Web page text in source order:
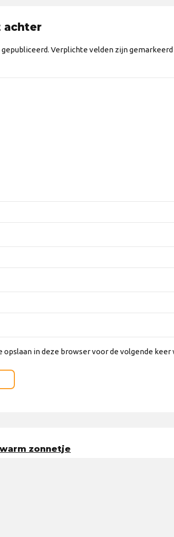
achter
Verplichte velden zijn
opslaan in deze browser voor de volgende
zonnetje